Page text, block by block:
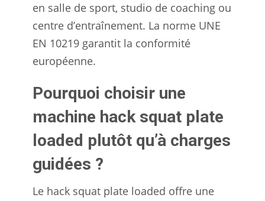
en salle de sport, studio de coaching ou
centre d’entraînement. La norme UNE
EN 10219 garantit la conformité
européenne.
Pourquoi choisir une
machine hack squat plate
loaded plutôt qu’à charges
guidées ?
Le hack squat plate loaded offre une